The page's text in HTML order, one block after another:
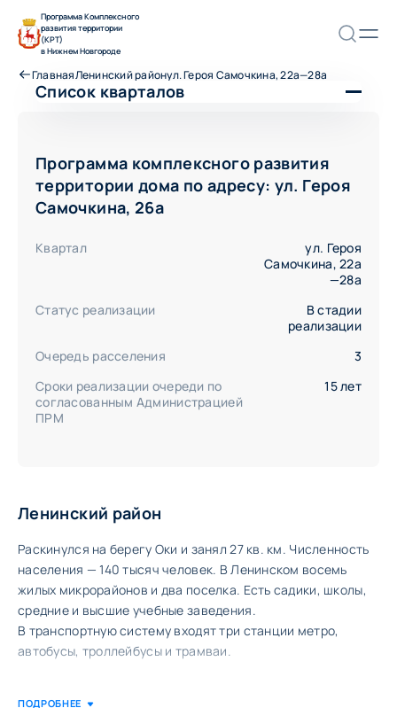
Программа Комплексного
развития территории
(КРТ)
в Нижнем Новгороде
ГлавнаяЛенинский районул. Героя Самочкина, 22а—28а
Список кварталов
ул. Героя Самочкина, 20—28
ул. Героя Самочкина, 22а—28а
ул. Дружбы 25—33
ул. Премудрова 23—29
ул. Снежная, 17а
ул. Энтузиастов, 5—9
Программа комплексного развития
территории дома по адресу: ул. Героя
Самочкина, 26а
Квартал
ул. Героя
Самочкина, 22а
—28а
Статус реализации
В стадии
реализации
Очередь расселения
3
Сроки реализации очереди по
согласованным Администрацией
ПРМ
15 лет
Ленинский район
Раскинулся на берегу Оки и занял 27 кв. км. Численность
населения — 140 тысяч человек. В Ленинском восемь
жилых микрорайонов и два поселка. Есть садики, школы,
средние и высшие учебные заведения.
В транспортную систему входят три станции метро,
автобусы, троллейбусы и трамваи.